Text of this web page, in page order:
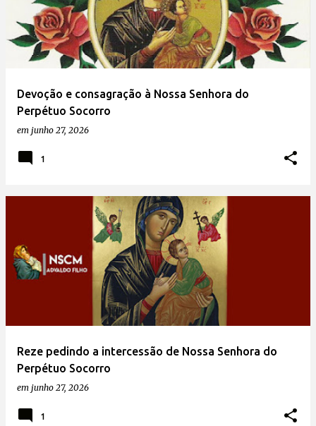
Devoção e consagração à Nossa Senhora do
Perpétuo Socorro
em junho 27, 2026
1
Reze pedindo a intercessão de Nossa Senhora do
Perpétuo Socorro
em junho 27, 2026
1